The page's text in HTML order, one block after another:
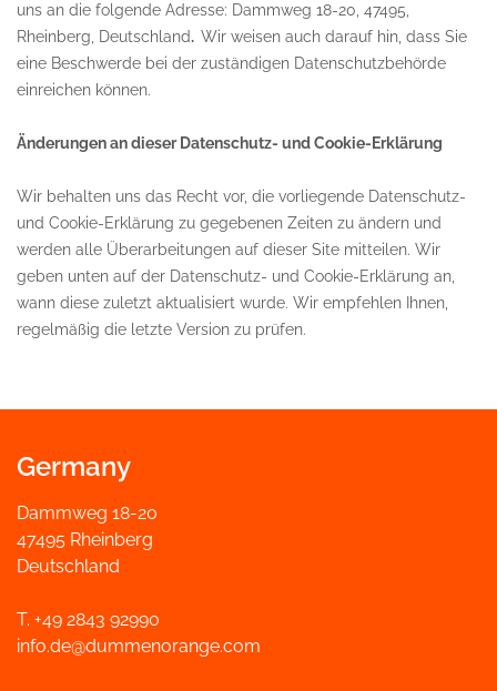
uns an die folgende Adresse: Dammweg 18-20, 47495,
Rheinberg, Deutschland. Wir weisen auch darauf hin, dass Sie
eine Beschwerde bei der zuständigen Datenschutzbehörde
einreichen können.
Änderungen an dieser Datenschutz- und Cookie-Erklärung
Wir behalten uns das Recht vor, die vorliegende Datenschutz-
und Cookie-Erklärung zu gegebenen Zeiten zu ändern und
werden alle Überarbeitungen auf dieser Site mitteilen. Wir
geben unten auf der Datenschutz- und Cookie-Erklärung an,
wann diese zuletzt aktualisiert wurde. Wir empfehlen Ihnen,
regelmäßig die letzte Version zu prüfen.
Germany
Dammweg 18-20
47495 Rheinberg
Deutschland
T. +49 2843 92990
info.de@dummenorange.com